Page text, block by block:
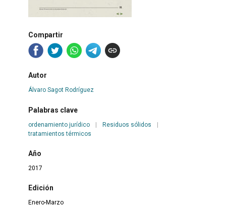
Compartir
Autor
Álvaro Sagot Rodríguez
Palabras clave
ordenamiento jurídico | Residuos sólidos
|
tratamientos térmicos
Año
2017
Edición
Enero-Marzo